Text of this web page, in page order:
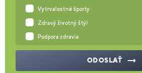
Vytrvalostné športy
Zdravý životný štýl
Podpora zdravia
ODOSLAŤ